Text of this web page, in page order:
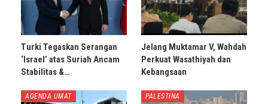
Turki Tegaskan Serangan
‘Israel’ atas Suriah Ancam
Stabilitas &…
Jelang Muktamar V, Wahdah
Perkuat Wasathiyah dan
Kebangsaan
AGENDA UMAT PALESTINA